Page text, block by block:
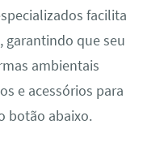
facilita
que seu
ambientais
e acessórios para
botão abaixo.